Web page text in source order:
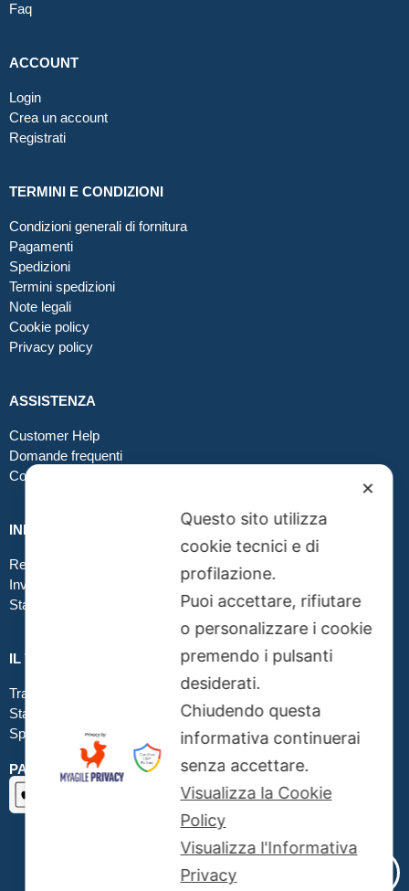
Faq
ACCOUNT
Login
Crea un account
Registrati
TERMINI E CONDIZIONI
Condizioni generali di fornitura
Pagamenti
Spedizioni
Termini spedizioni
Note legali
Cookie policy
Privacy policy
ASSISTENZA
Customer Help
Domande frequenti
Contatti
INFO GRAFICA
Realizzare file corretti
Inviare file grafici
Stampa in tessuto
IL TUO ORDINE
Traccia la tua spedizione
Stato del tuo ordine
Spedizioni
PAGAMENTI SICURI SSL
✕
Questo sito utilizza
cookie tecnici e di
profilazione.
Puoi accettare, rifiutare
o personalizzare i cookie
premendo i pulsanti
desiderati.
Chiudendo questa
informativa continuerai
senza accettare.
Visualizza la Cookie
Policy
Visualizza l'Informativa
Privacy